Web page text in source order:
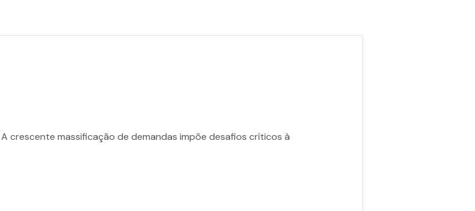
crescente massificação de demandas impõe desafios críticos à